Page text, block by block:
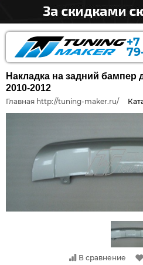
Накладка на задний бампер
2010-2012
Главная http://tuning-maker.ru/
В сравнение